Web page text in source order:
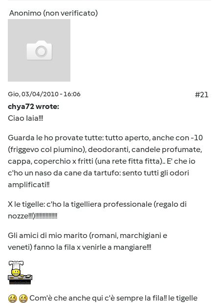
Anonimo (non verificato)
Gio, 03/04/2010 - 16:06
#21
chya72 wrote:
Ciao Iaia!!!
Guarda le ho provate tutte: tutto aperto, anche con -10
(friggevo col piumino), deodoranti, candele profumate,
cappa, coperchio x fritti (una rete fitta fitta).. E' che io
c'ho un naso da cane da tartufo: sento tutti gli odori
amplificati!!
X le tigelle: c'ho la tigelliera professionale (regalo di
nozze!!!)!!!!!!!!!!!!!!!
Gli amici di mio marito (romani, marchigiani e
veneti) fanno la fila x venirle a mangiare!!!
Com'è che anche qui c'è sempre la fila!! le tigelle